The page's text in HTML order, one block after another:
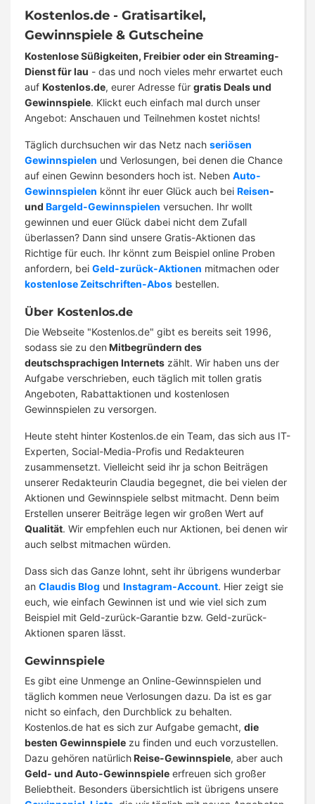
Kostenlos.de - Gratisartikel,
Gewinnspiele & Gutscheine
Kostenlose Süßigkeiten, Freibier oder ein Streaming-
Dienst für lau - das und noch vieles mehr erwartet euch
auf Kostenlos.de, eurer Adresse für gratis Deals und
Gewinnspiele. Klickt euch einfach mal durch unser
Angebot: Anschauen und Teilnehmen kostet nichts!
Täglich durchsuchen wir das Netz nach seriösen
Gewinnspielen und Verlosungen, bei denen die Chance
auf einen Gewinn besonders hoch ist. Neben Auto-
Gewinnspielen könnt ihr euer Glück auch bei Reisen-
und Bargeld-Gewinnspielen versuchen. Ihr wollt
gewinnen und euer Glück dabei nicht dem Zufall
überlassen? Dann sind unsere Gratis-Aktionen das
Richtige für euch. Ihr könnt zum Beispiel online Proben
anfordern, bei Geld-zurück-Aktionen mitmachen oder
kostenlose Zeitschriften-Abos bestellen.
Über Kostenlos.de
Die Webseite "Kostenlos.de" gibt es bereits seit 1996,
sodass sie zu den Mitbegründern des
deutschsprachigen Internets zählt. Wir haben uns der
Aufgabe verschrieben, euch täglich mit tollen gratis
Angeboten, Rabattaktionen und kostenlosen
Gewinnspielen zu versorgen.
Heute steht hinter Kostenlos.de ein Team, das sich aus IT-
Experten, Social-Media-Profis und Redakteuren
zusammensetzt. Vielleicht seid ihr ja schon Beiträgen
unserer Redakteurin Claudia begegnet, die bei vielen der
Aktionen und Gewinnspiele selbst mitmacht. Denn beim
Erstellen unserer Beiträge legen wir großen Wert auf
Qualität. Wir empfehlen euch nur Aktionen, bei denen wir
auch selbst mitmachen würden.
Dass sich das Ganze lohnt, seht ihr übrigens wunderbar
an Claudis Blog und Instagram-Account. Hier zeigt sie
euch, wie einfach Gewinnen ist und wie viel sich zum
Beispiel mit Geld-zurück-Garantie bzw. Geld-zurück-
Aktionen sparen lässt.
Gewinnspiele
Es gibt eine Unmenge an Online-Gewinnspielen und
täglich kommen neue Verlosungen dazu. Da ist es gar
nicht so einfach, den Durchblick zu behalten.
Kostenlos.de hat es sich zur Aufgabe gemacht, die
besten Gewinnspiele zu finden und euch vorzustellen.
Dazu gehören natürlichReise-Gewinnspiele, aber auch
Geld- und Auto-Gewinnspiele erfreuen sich großer
Beliebtheit. Besonders übersichtlich ist übrigens unsere